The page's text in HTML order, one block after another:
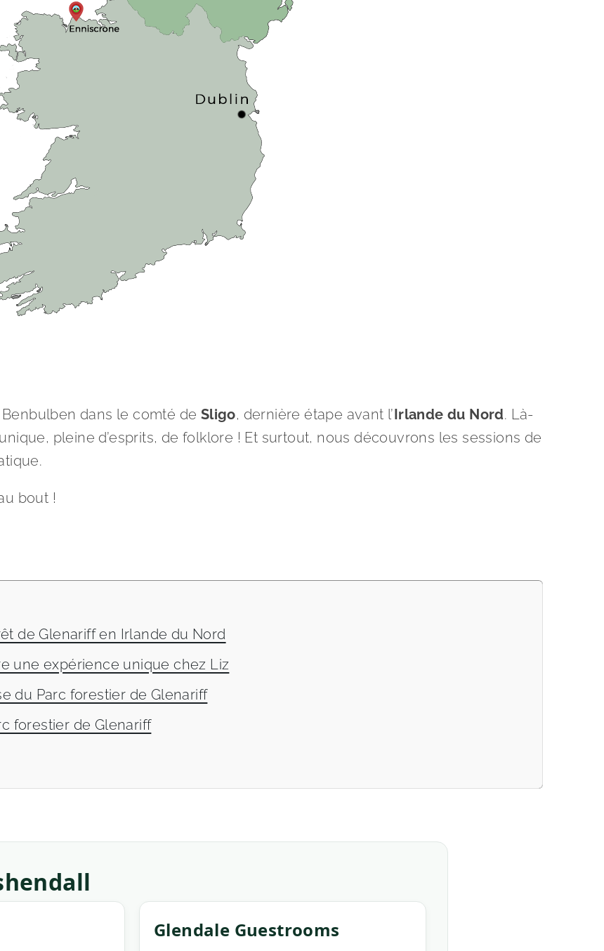
dans le comté de Sligo, dernière étape avant l’Irlande du Nord. Là-
pleine d’esprits, de folklore ! Et surtout, nous découvrons les sessions de
bout !
de Glenariff en Irlande du Nord
de Glenariff : Vivre une expérience unique chez Liz
du Parc forestier de Glenariff
forestier de Glenariff
Glendale Guestrooms